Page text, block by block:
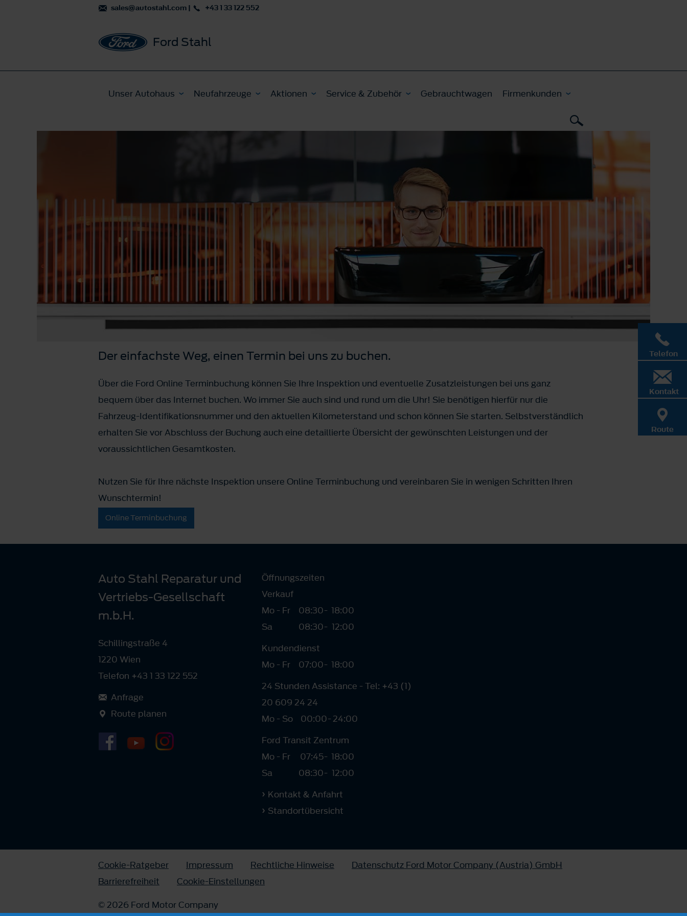
sales@autostahl.com | +43 1 33 122 552
Ford Stahl
Unser Autohaus Neufahrzeuge Aktionen Service & Zubehör Gebrauchtwagen Firmenkunden
Der einfachste Weg, einen Termin bei uns zu buchen.
Über die Ford Online Terminbuchung können Sie Ihre Inspektion und eventuelle Zusatzleistungen bei uns ganz
bequem über das Internet buchen. Wo immer Sie auch sind und rund um die Uhr! Sie benötigen hierfür nur die
Fahrzeug-Identifikationsnummer und den aktuellen Kilometerstand und schon können Sie starten. Selbstverständlich
erhalten Sie vor Abschluss der Buchung auch eine detaillierte Übersicht der gewünschten Leistungen und der
voraussichtlichen Gesamtkosten.
Nutzen Sie für Ihre nächste Inspektion unsere Online Terminbuchung und vereinbaren Sie in wenigen Schritten Ihren
Wunschtermin!
Online Terminbuchung
Telefon
Kontakt
Route
Auto Stahl Reparatur und
Vertriebs-Gesellschaft
m.b.H.
Schillingstraße 4
1220 Wien
Telefon +43 1 33 122 552
Anfrage
Route planen
Öffnungszeiten
Verkauf
Mo - Fr
08:30- 18:00
Sa
08:30- 12:00
Kundendienst
Mo - Fr
07:00- 18:00
24 Stunden Assistance - Tel: +43 (1)
20 609 24 24
Mo - So
00:00-24:00
Ford Transit Zentrum
Mo - Fr
07:45- 18:00
Sa
08:30- 12:00
Kontakt & Anfahrt
Standortübersicht
Cookie-Ratgeber Impressum Rechtliche Hinweise
Datenschutz Ford Motor Company (Austria) GmbH
Barrierefreiheit
Cookie-Einstellungen
© 2026 Ford Motor Company